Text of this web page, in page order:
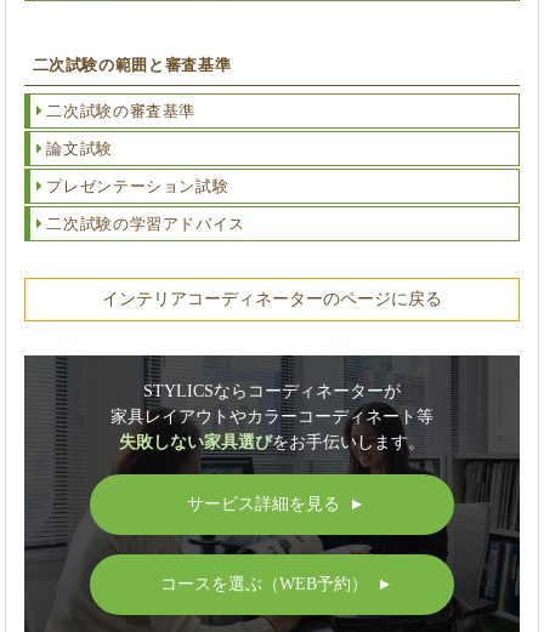
二次試験の範囲と審査基準
二次試験の審査基準
論文試験
プレゼンテーション試験
二次試験の学習アドバイス
インテリアコーディネーターのページに戻る
STYLICSならコーディネーターが
家具レイアウトやカラーコーディネート等
失敗しない家具選びをお手伝いします。
サービス詳細を見る ▲
コースを選ぶ（WEB予約） ▲